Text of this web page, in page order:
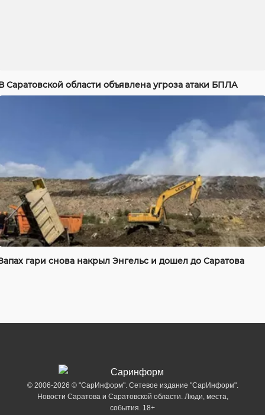
Саратовской области объявлена угроза атаки БПЛА
гари снова накрыл Энгельс и дошел до Саратова
© 2006-2026 © "СарИнформ". Сетевое издание "СарИнформ".
Новости Саратова и Саратовской области. Люди, места,
события. 18+